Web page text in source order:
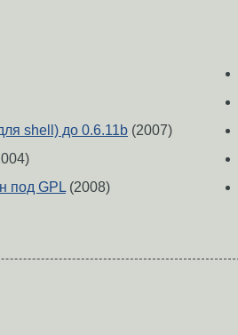
shell) до 0.6.11b (2007)
под GPL(2008)